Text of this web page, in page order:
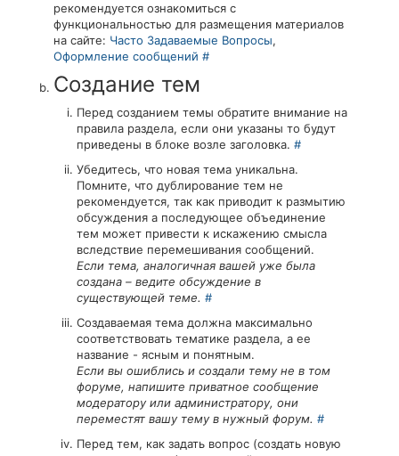
рекомендуется ознакомиться с
функциональностью для размещения материалов
на сайте: Часто Задаваемые Вопросы,
Оформление сообщений #
Создание тем
Перед созданием темы обратите внимание на
правила раздела, если они указаны то будут
приведены в блоке возле заголовка. #
Убедитесь, что новая тема уникальна.
Помните, что дублирование тем не
рекомендуется, так как приводит к размытию
обсуждения а последующее объединение
тем может привести к искажению смысла
вследствие перемешивания сообщений.
Если тема, аналогичная вашей уже была
создана – ведите обсуждение в
существующей теме. #
Создаваемая тема должна максимально
соответствовать тематике раздела, а ее
название - ясным и понятным.
Если вы ошиблись и создали тему не в том
форуме, напишите приватное сообщение
модератору или администратору, они
переместят вашу тему в нужный форум. #
Перед тем, как задать вопрос (создать новую